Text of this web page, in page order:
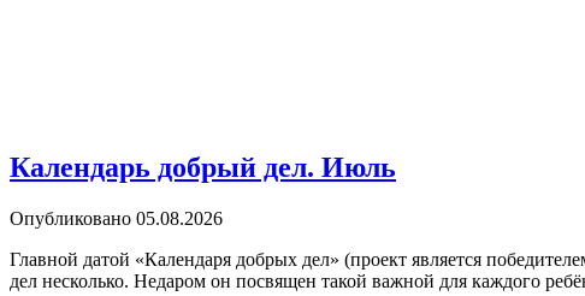
Календарь добрый дел. Июль
Опубликовано 05.08.2026
Главной датой «Календаря добрых дел» (проект является
дел несколько. Недаром он посвящен такой важной для каждого